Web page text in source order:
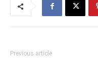
Previous article